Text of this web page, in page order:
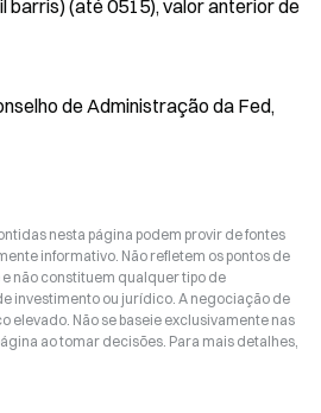
barris) (até 0515), valor anterior de
de Administração da Fed,
nesta página podem provir de fontes
informativo. Não refletem os pontos de
não constituem qualquer tipo de
investimento ou jurídico. A negociação de
elevado. Não se baseie exclusivamente nas
ao tomar decisões. Para mais detalhes,